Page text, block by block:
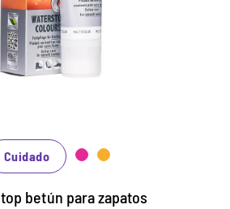
los materiales lisos de cuero y de
con efecto de impermeabilización.
se mantiene duradero.
Cuidado
betún para zapatos